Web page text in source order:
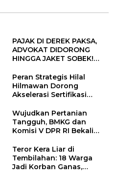
Perawatan Gigi
PAJAK DI DEREK PAKSA,
ADVOKAT DIDORONG
HINGGA JAKET SOBEK!
Ngamuk Kepung Polresta
Pekanbaru!
Peran Strategis Hilal
Hilmawan Dorong
Akselerasi Sertifikasi
Entaskan Kemiskinan di
Indramayu
Wujudkan Pertanian
Tangguh, BMKG dan
Komisi V DPR RI Bekali
Sekolah Lapang Iklim
Teror Kera Liar di
Tembilahan: 18 Warga
Jadi Korban Ganas,